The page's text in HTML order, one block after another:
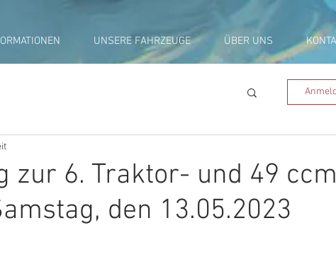
UNSERE FAHRZEUGE ÜBER UNS
zur 6. Traktor- und 49
den 13.05.2023